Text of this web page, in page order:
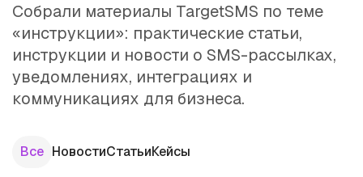
Собрали материалы TargetSMS по теме
«инструкции»: практические статьи,
инструкции и новости о SMS-рассылках,
уведомлениях, интеграциях и
коммуникациях для бизнеса.
Все НовостиСтатьиКейсы